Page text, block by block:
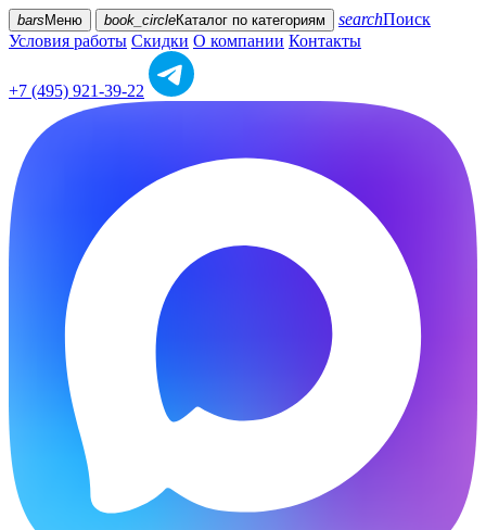
bars Меню book_circleКаталог по категориям searchПоиск
Условия работы Скидки О компании Контакты
+7 (495) 921-39-22